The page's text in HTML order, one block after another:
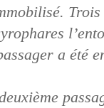
Trois
a été